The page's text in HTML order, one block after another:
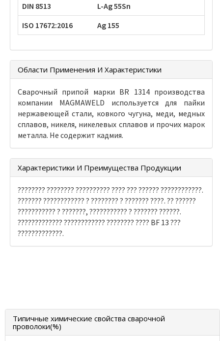
DIN 8513
L-Ag 55Sn
ISO 17672:2016
Ag 155
Области Применения И Характеристики
Сварочный припой марки BR 1314 производства
компании MAGMAWELD используется для пайки
нержавеющей стали, ковкого чугуна, меди, медных
сплавов, никеля, никелевых сплавов и прочих марок
металла. Не содержит кадмия.
Характеристики И Преимущества Продукции
???????? ???????? ?????????? ???? ??? ?????? ????????????.
??????? ???????????? ? ???????? ? ??????? ????. ?? ??????
??????????? ? ???????, ??????????? ? ??????? ??????.
????????????? ???????????? ???????? ???? BF 13 ???
?????????????.
Типичные химические свойства сварочной
проволоки(%)